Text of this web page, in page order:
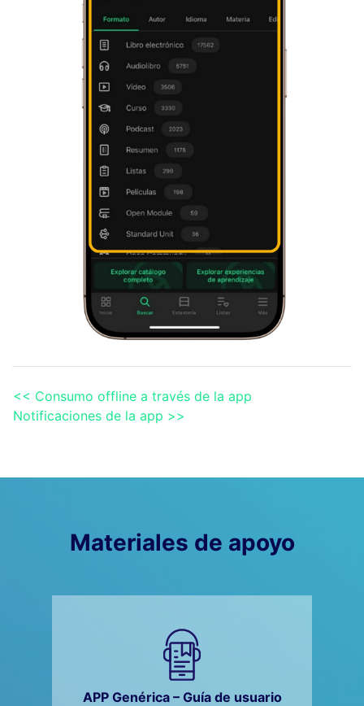
<< Consumo offline a través de la app
Notificaciones de la app >>
Materiales de apoyo
APP Genérica – Guía de usuario